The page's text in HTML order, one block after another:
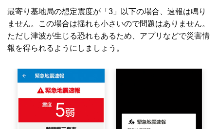
最寄り基地局の想定震度が「3」以下の場合、速報は鳴り
ません。この場合は揺れも小さいので問題はありません。
ただし津波が生じる恐れもあるため、アプリなどで災害情
報を得られるようにしましょう。